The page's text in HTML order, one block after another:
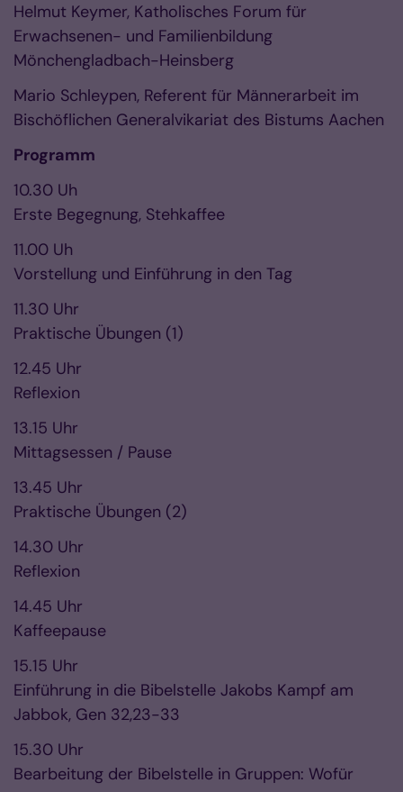
Helmut Keymer, Katholisches Forum für
Erwachsenen- und Familienbildung
Mönchengladbach-Heinsberg
Mario Schleypen, Referent für Männerarbeit im
Bischöflichen Generalvikariat des Bistums Aachen
Programm
10.30 Uh
Erste Begegnung, Stehkaffee
11.00 Uh
Vorstellung und Einführung in den Tag
11.30 Uhr
Praktische Übungen (1)
12.45 Uhr
Reflexion
13.15 Uhr
Mittagsessen / Pause
13.45 Uhr
Praktische Übungen (2)
14.30 Uhr
Reflexion
14.45 Uhr
Kaffeepause
15.15 Uhr
Einführung in die Bibelstelle Jakobs Kampf am
Jabbok, Gen 32,23-33
15.30 Uhr
Bearbeitung der Bibelstelle in Gruppen: Wofür